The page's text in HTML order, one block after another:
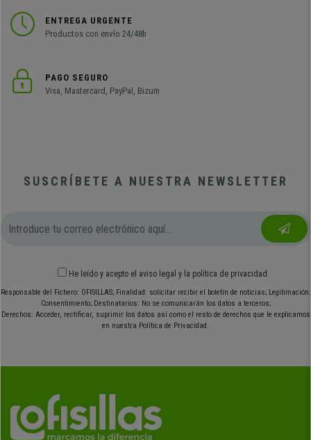
ENTREGA URGENTE
Productos con envío 24/48h
PAGO SEGURO
Visa, Mastercard, PayPal, Bizum
SUSCRÍBETE A NUESTRA NEWSLETTER
He leído y acepto el aviso legal y la política de privacidad
Responsable del Fichero: OFISILLAS; Finalidad: solicitar recibir el boletín de noticias; Legitimación:
Consentimiento; Destinatarios: No se comunicarán los datos a terceros;
Derechos: Acceder, rectificar, suprimir los datos así como el resto de derechos que le explicamos
en nuestra Política de Privacidad.